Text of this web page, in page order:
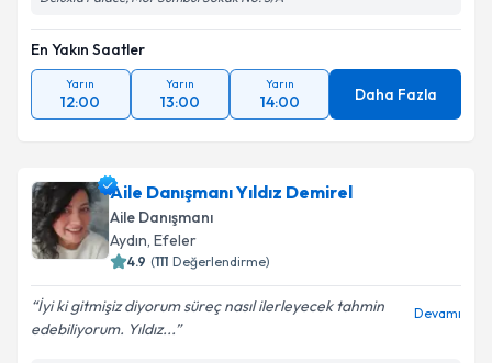
Deluxia Palace, Mor Sümbül Sokak No: 5/A
En Yakın Saatler
Yarın
12:00
Yarın
13:00
Yarın
14:00 Daha Fazla
Aile Danışmanı Yıldız Demirel
Aile Danışmanı
Aydın,Efeler
( Değerlendirme)
İyi ki gitmişiz diyorum süreç nasıl ilerleyecek tahmin
edebiliyorum. Yıldız...